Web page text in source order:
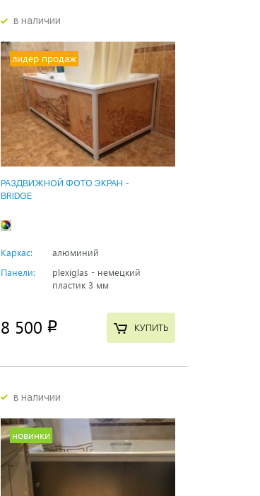
в наличии
лидер продаж
РАЗДВИЖНОЙ ФОТО ЭКРАН -
BRIDGE
Каркас:
алюминий
Панели:
plexiglas - немецкий
пластик 3 мм
8 500 p КУПИТЬ
в наличии
новинки